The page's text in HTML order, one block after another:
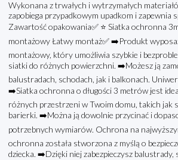
Wykonana z trwałych i wytrzymałych
zapobiega przypadkowym upadkom i zapewnia
Zawartość opakowania✅ ⭐ Siatka ochronna
montażowy Łatwy montaż✅ ➡️Produkt
montażowy, który umożliwia szybkie i
siatki do różnych powierzchni. ➡️Możesz ją
balustradach, schodach, jak i balkonach.
➡️Siatka ochronna o długości 3 metrów jest
różnych przestrzeni w Twoim domu, takich jak
barierki. ➡️Można ją dowolnie przycinać i
potrzebnych wymiarów. Ochrona na
ochronna została stworzona z myślą o
dziecka. ➡️Dzięki niej zabezpieczysz balustrady,